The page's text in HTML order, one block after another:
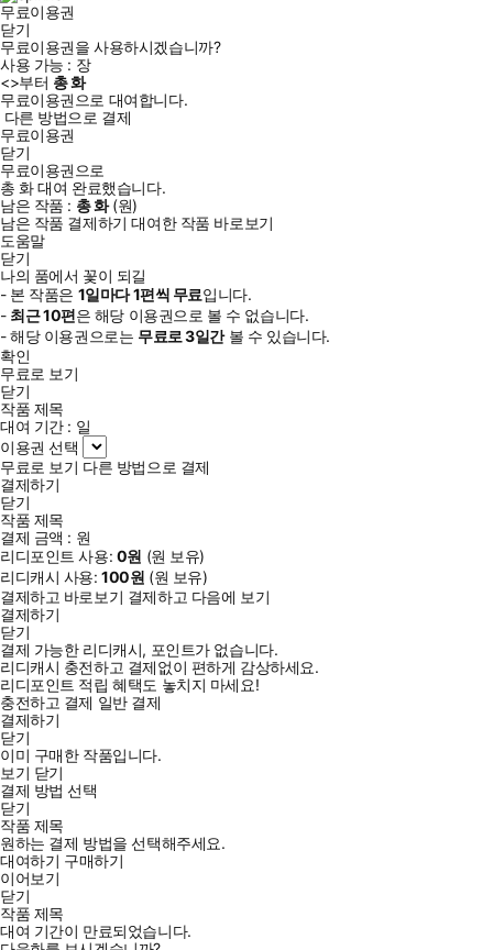
무료이용권
닫기
무료이용권을 사용하시겠습니까?
사용 가능 : 장
<>부터 총화
무료이용권으로 대여합니다.
다른 방법으로 결제
무료이용권
닫기
무료이용권으로
총 화대여 완료했습니다.
남은 작품 : 총화(원)
남은 작품 결제하기 대여한 작품 바로보기
도움말
닫기
나의 품에서 꽃이 되길
- 본 작품은 1일마다1편씩 무료입니다.
- 최근10편은 해당 이용권으로 볼 수 없습니다.
- 해당 이용권으로는 무료로3일간볼 수 있습니다.
확인
무료로 보기
닫기
작품 제목
대여 기간 : 일
이용권 선택
무료로 보기 다른 방법으로 결제
결제하기
닫기
작품 제목
결제 금액 : 원
리디포인트 사용: 0원 (원 보유)
리디캐시 사용:100원 (원 보유)
결제하고 바로보기 결제하고 다음에 보기
결제하기
닫기
결제 가능한 리디캐시, 포인트가 없습니다.
리디캐시 충전하고 결제없이 편하게 감상하세요.
리디포인트 적립 혜택도 놓치지 마세요!
충전하고 결제 일반 결제
결제하기
닫기
이미 구매한 작품입니다.
보기 닫기
결제 방법 선택
닫기
작품 제목
원하는 결제 방법을 선택해주세요.
대여하기 구매하기
이어보기
닫기
작품 제목
대여 기간이 만료되었습니다.